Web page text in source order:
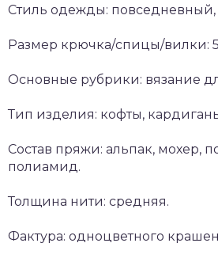
Стиль одежды:
Размер крючка/спицы/вилки:
Основные рубрики: вязание
Тип изделия: кофты,
Состав пряжи: альпак, мохер,
полиамид.
Толщина нити: средняя.
Фактура: одноцветного